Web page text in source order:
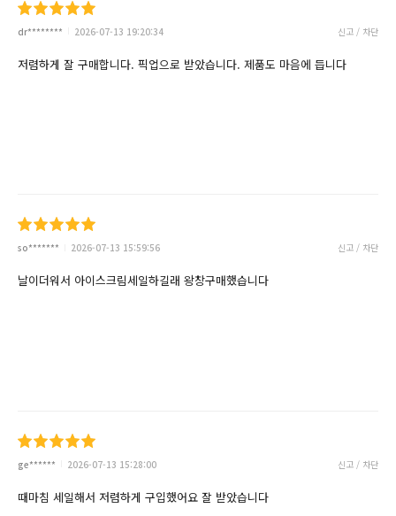
dr******** 2026-07-13 19:20:34 신고 / 차단
저렴하게 잘 구매합니다. 픽업으로 받았습니다. 제품도 마음에 듭니다
so******* 2026-07-13 15:59:56 신고 / 차단
날이더워서 아이스크림세일하길래 왕창구매했습니다
ge****** 2026-07-13 15:28:00 신고 / 차단
때마침 세일해서 저렴하게 구입했어요 잘 받았습니다